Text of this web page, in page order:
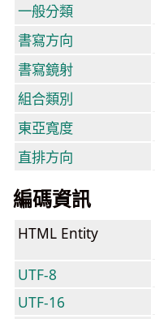
一般分類
書寫方向
書寫鏡射
組合類別
東亞寬度
直排方向
編碼資訊
HTML Entity
UTF-8
UTF-16